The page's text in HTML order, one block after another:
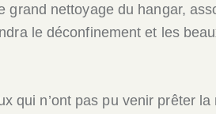
nettoyage du hangar,
le déconfinement et les
qui n’ont pas pu venir prêter